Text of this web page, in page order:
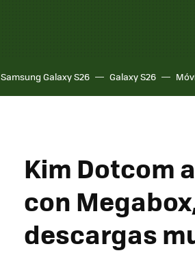
Samsung Galaxy S26 Galaxy S26
Kim Dotcom
con
descargas